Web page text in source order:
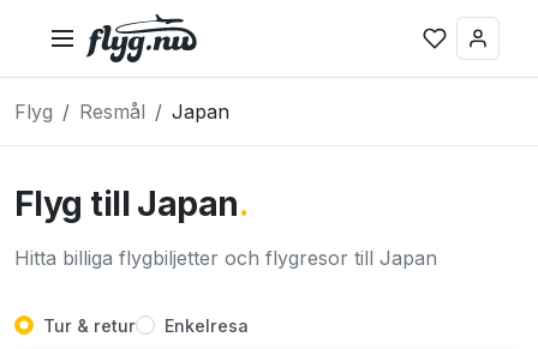
Flyg Resmål Japan
Flyg till Japan.
Hitta billiga flygbiljetter och flygresor till Japan
Tur & retur Enkelresa